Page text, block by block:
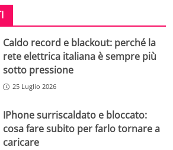
Caldo record e blackout: perché la
rete elettrica italiana è sempre più
sotto pressione
25 Luglio 2026
IPhone surriscaldato e bloccato:
cosa fare subito per farlo tornare a
caricare